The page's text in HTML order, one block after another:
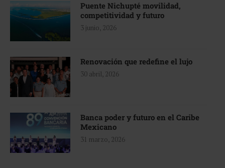
Puente Nichupté movilidad,
competitividad y futuro
3 junio, 2026
Renovación que redefine el lujo
30 abril, 2026
Banca poder y futuro en el Caribe
Mexicano
31 marzo, 2026